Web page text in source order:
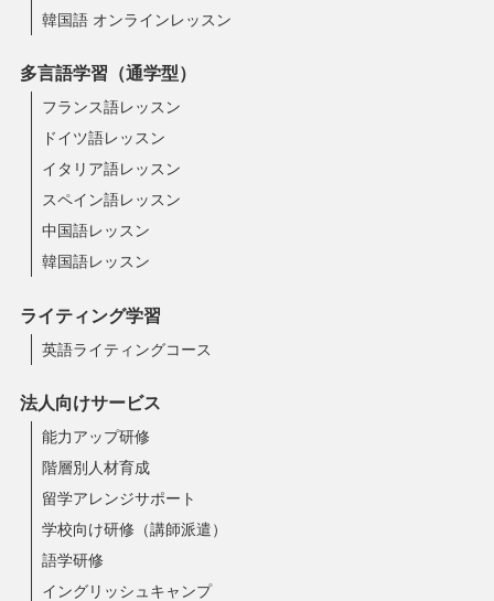
韓国語 オンラインレッスン
多言語学習（通学型）
フランス語レッスン
ドイツ語レッスン
イタリア語レッスン
スペイン語レッスン
中国語レッスン
韓国語レッスン
ライティング学習
英語ライティングコース
法人向けサービス
能力アップ研修
階層別人材育成
留学アレンジサポート
学校向け研修（講師派遣）
語学研修
イングリッシュキャンプ